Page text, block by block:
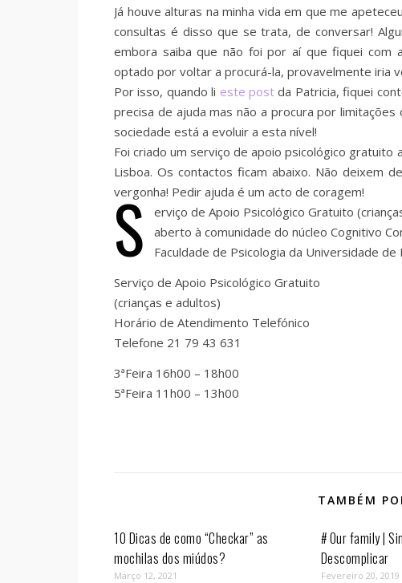
Já houve alturas na minha vida em que me
consultas é disso que se trata, de conversar!
embora saiba que não foi por aí que fiquei com
optado por voltar a procurá-la, provavelmente iria
Por isso, quando li este postda Patricia, fiquei
precisa de ajuda mas não a procura por
sociedade está a evoluir a esta nível!
Foi criado um serviço de apoio psicológico gratuito
Lisboa. Os contactos ficam abaixo. Não deixem
vergonha! Pedir ajuda é um acto de coragem!
S erviço de Apoio Psicológico Gratuito
aberto à comunidade do núcleo Cognitivo
Faculdade de Psicologia da Universidade de
Serviço de Apoio Psicológico Gratuito
(crianças e adultos)
Horário de Atendimento Telefónico
Telefone 21 79 43 631
3ªFeira 16h00 – 18h00
5ªFeira 11h00 – 13h00
TAMBÉM
10 Dicas de como “Checkar” as
mochilas dos miúdos?
Março 12, 2021
# Our family |
Descomplicar
Fevereiro 20, 2019